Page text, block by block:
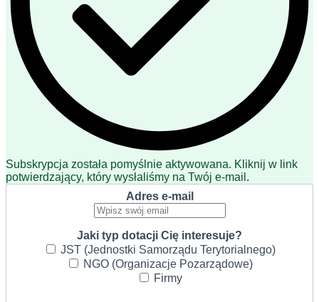
Subskrypcja została pomyślnie aktywowana. Kliknij w link
potwierdzający, który wysłaliśmy na Twój e-mail.
Adres e-mail
Jaki typ dotacji Cię interesuje?
JST (Jednostki Samorządu Terytorialnego)
NGO (Organizacje Pozarządowe)
Firmy